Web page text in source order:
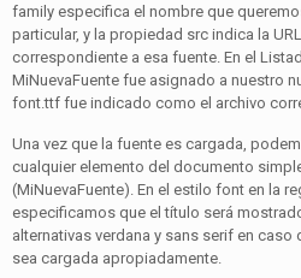
family especifica el nombre que
particular, y la propiedad src indica la
correspondiente a esa fuente. En el
MiNuevaFuente fue asignado a nuestro
font.ttf fue indicado como el archivo
Una vez que la fuente es cargada,
cualquier elemento del documento
(MiNuevaFuente). En el estilo font en la
especificamos que el título será
alternativas verdana y sans serif en
sea cargada apropiadamente.